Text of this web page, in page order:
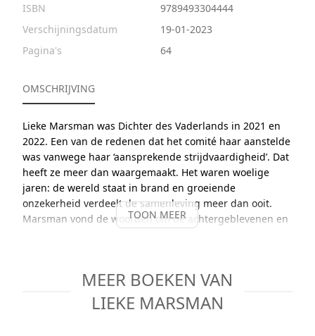
ISBN
9789493304444
Verschijningsdatum
19-01-2023
Pagina's
64
OMSCHRIJVING
Lieke Marsman was Dichter des Vaderlands in 2021 en
2022. Een van de redenen dat het comité haar aanstelde
was vanwege haar ‘aansprekende strijdvaardigheid’. Dat
heeft ze meer dan waargemaakt. Het waren woelige
jaren: de wereld staat in brand en groeiende
onzekerheid verdeelt de samenleving meer dan ooit.
Marsman vond de woorden om de achtergeblevenen en
afgelopen jaren inNRC publiceerde. Het is een ode aan
de poëzie, aan de schoonheid en helende werking van
taal, wanneer die gericht en oprecht wordt ingezet.
TOON MEER
MEER BOEKEN VAN
LIEKE MARSMAN